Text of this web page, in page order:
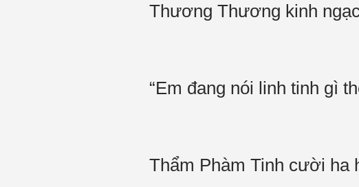
Thương Thương kinh
“Em đang nói linh tinh gì
Thẩm Phàm Tinh cười ha